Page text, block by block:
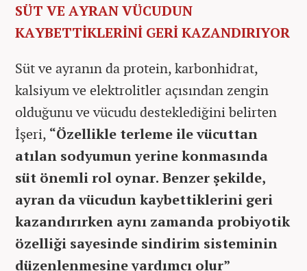
SÜT VE AYRAN VÜCUDUN
KAYBETTİKLERİNİ GERİ KAZANDIRIYOR
Süt ve ayranın da protein, karbonhidrat,
kalsiyum ve elektrolitler açısından zengin
olduğunu ve vücudu desteklediğini belirten
İşeri, “Özellikle terleme ile vücuttan
atılan sodyumun yerine konmasında
süt önemli rol oynar. Benzer şekilde,
ayran da vücudun kaybettiklerini geri
kazandırırken aynı zamanda probiyotik
özelliği sayesinde sindirim sisteminin
düzenlenmesine yardımcı olur”